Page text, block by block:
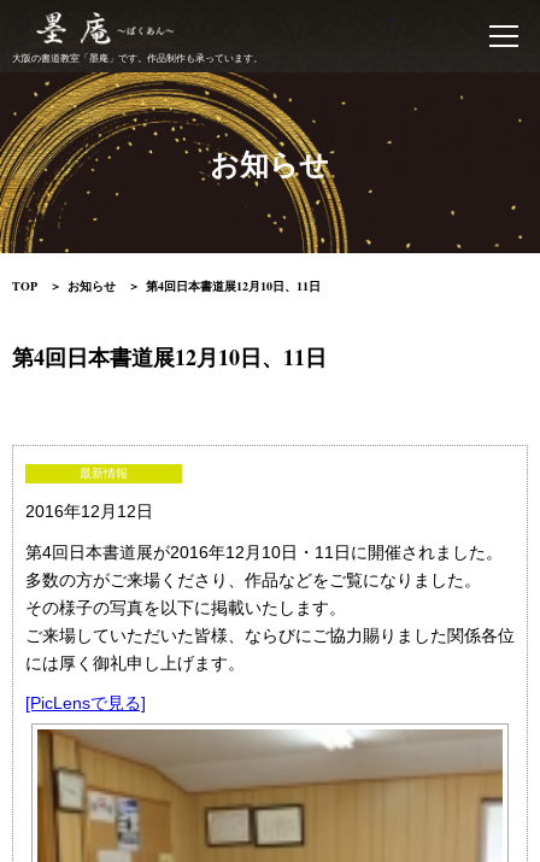
大阪の書道教室「墨庵」です。作品制作も承っています。
お知らせ
TOP お知らせ 第4回日本書道展12月10日、11日
第4回日本書道展12月10日、11日
最新情報
2016年12月12日
第4回日本書道展が2016年12月10日・11日に開催されました。
多数の方がご来場くださり、作品などをご覧になりました。
その様子の写真を以下に掲載いたします。
ご来場していただいた皆様、ならびにご協力賜りました関係各位
には厚く御礼申し上げます。
[PicLensで見る]